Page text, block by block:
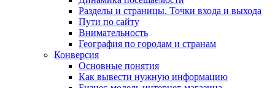
Разделы и страницы. Точки входа и выхода
Пути по сайту
Внимательность
География по городам и странам
Конверсия
Основные понятия
Как вывести нужную информацию